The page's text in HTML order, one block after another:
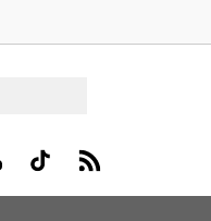
us on Youtube
Visit us on Tiktok
Visit us on Rss